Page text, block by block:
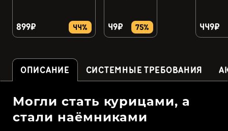
899₽ 44% 49₽ 75% 449₽
ОПИСАНИЕ СИСТЕМНЫЕ ТРЕБОВАНИЯ
Могли стать курицами, а
стали наёмниками